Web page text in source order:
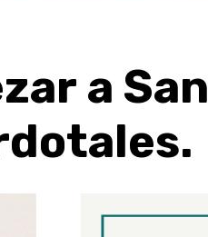
a San